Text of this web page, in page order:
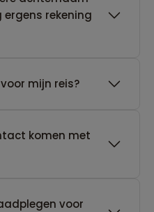
rekening
mijn reis?
komen met
voor